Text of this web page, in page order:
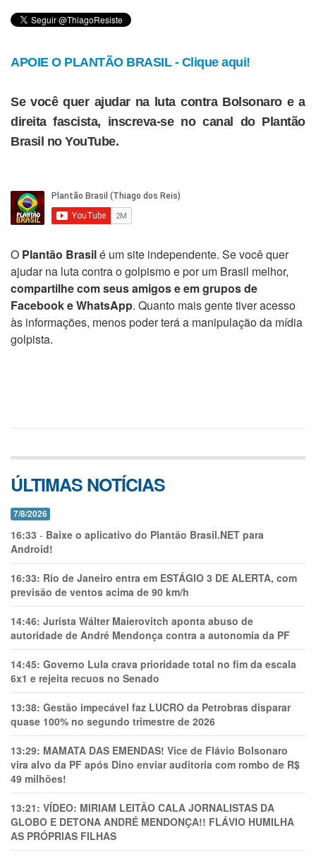
APOIE O PLANTÃO BRASIL - Clique aqui!
Se você quer ajudar na luta contra Bolsonaro e a
direita fascista, inscreva-se no canal do Plantão
Brasil no YouTube.
O Plantão Brasilé um site independente. Se você quer
ajudar na luta contra o golpismo e por um Brasil melhor,
compartilhe com seus amigos e em grupos de
Facebook e WhatsApp. Quanto mais gente tiver acesso
às informações, menos poder terá a manipulação da mídia
golpista.
ÚLTIMAS NOTÍCIAS
7/8/2026
16:33 - Baixe o aplicativo do Plantão Brasil.NET para
Android!
16:33: Rio de Janeiro entra em ESTÁGIO 3 DE ALERTA, com
previsão de ventos acima de 90 km/h
14:46: Jurista Wálter Maierovitch aponta abuso de
autoridade de André Mendonça contra a autonomia da PF
14:45: Governo Lula crava prioridade total no fim da escala
6x1 e rejeita recuos no Senado
13:38: Gestão impecável faz LUCRO da Petrobras disparar
quase 100% no segundo trimestre de 2026
13:29: MAMATA DAS EMENDAS! Vice de Flávio Bolsonaro
vira alvo da PF após Dino enviar auditoria com rombo de R$
49 milhões!
13:21: VÍDEO: MIRIAM LEITÃO CALA JORNALISTAS DA
GLOBO E DETONA ANDRÉ MENDONÇA!! FLÁVIO HUMILHA
AS PRÓPRIAS FILHAS